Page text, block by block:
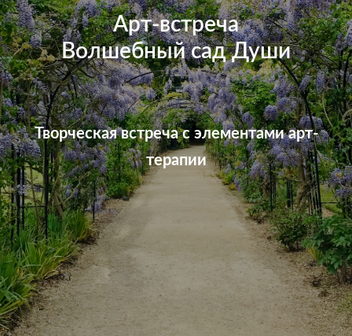
Арт-встреча
Волшебный сад Души
Творческая встреча с элементами арт-
терапии